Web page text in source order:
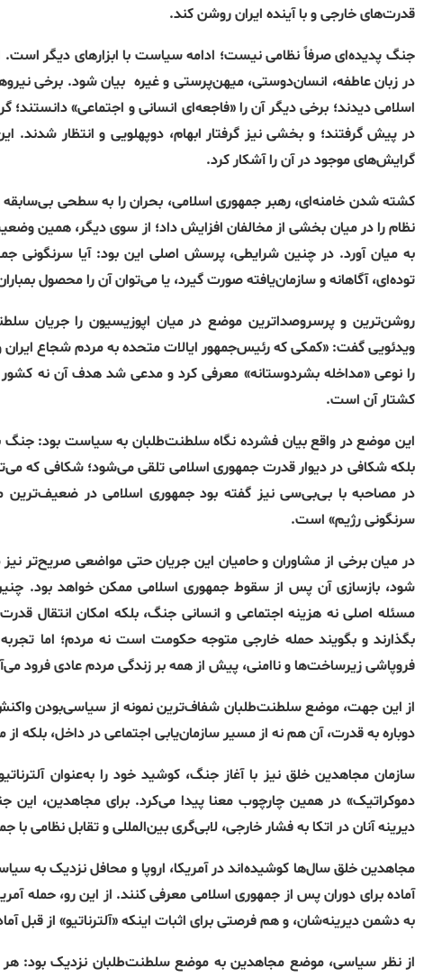
قدرت‌های خارجی و با آینده ایران روشن کند.
جنگ پدیده‌ای صرفاً نظامی نیست؛ ادامه سیاست با ابزارهای دیگر
در زبان عاطفه، انسان‌دوستی، میهن‌پرستی و غیره بیان شود. برخی
اسلامی دیدند؛ برخی دیگر آن را «فاجعه‌ای انسانی و اجتماعی» دانستند؛
در پیش گرفتند؛ و بخشی نیز گرفتار ابهام، دوپهلویی و انتظار
گرایش‌های موجود در آن را آشکار کرد.
کشته شدن خامنه‌ای، رهبر جمهوری اسلامی، بحران را به سطحی
نظام را در میان بخشی از مخالفان افزایش داد؛ از سوی دیگر، همین
به میان آورد. در چنین شرایطی، پرسش اصلی این بود: آیا سرنگونی
توده‌ای، آگاهانه و سازمان‌یافته صورت گیرد، یا می‌توان آن را محصول
روشن‌ترین و پرسروصداترین موضع در میان اپوزیسیون را جریان
ویدئویی گفت: «کمکی که رئیس‌جمهور ایالات متحده به مردم شجاع ایران
را نوعی «مداخله بشردوستانه» معرفی کرد و مدعی شد هدف آن نه
کشتار آن است.
این موضع در واقع بیان فشرده نگاه سلطنت‌طلبان به سیاست بود: جنگ
بلکه شکافی در دیوار قدرت جمهوری اسلامی تلقی می‌شود؛ شکافی که
در مصاحبه با بی‌بی‌سی نیز گفته بود جمهوری اسلامی در
سرنگونی رژیم» است.
در میان برخی از مشاوران و حامیان این جریان حتی مواضعی صریح‌تر
شود، بازسازی آن پس از سقوط جمهوری اسلامی ممکن خواهد بود.
مسئله اصلی نه هزینه اجتماعی و انسانی جنگ، بلکه امکان انتقال
بگذارند و بگویند حمله خارجی متوجه حکومت است نه مردم؛ اما
فروپاشی زیرساخت‌ها و ناامنی، پیش از همه بر زندگی مردم عادی فرود
از این جهت، موضع سلطنت‌طلبان شفاف‌ترین نمونه از سیاسی‌بودن
دوباره به قدرت، آن هم نه از مسیر سازمان‌یابی اجتماعی در داخل، بلکه از
سازمان مجاهدین خلق نیز با آغاز جنگ، کوشید خود را به‌عنوان
دموکراتیک» در همین چارچوب معنا پیدا می‌کرد. برای مجاهدین، این
دیرینه آنان در اتکا به فشار خارجی، لابی‌گری بین‌المللی و تقابل
مجاهدین خلق سال‌ها کوشیده‌اند در آمریکا، اروپا و محافل نزدیک به
آماده برای دوران پس از جمهوری اسلامی معرفی کنند. از این رو، حمله
به دشمن دیرینه‌شان، و هم فرصتی برای اثبات اینکه «آلترناتیو» از قبل
از نظر سیاسی، موضع مجاهدین به موضع سلطنت‌طلبان نزدیک بود: هر